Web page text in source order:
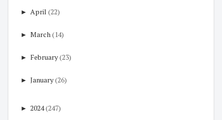
► April (22)
► March(14)
► February(23)
► January(26)
► 2024(247)